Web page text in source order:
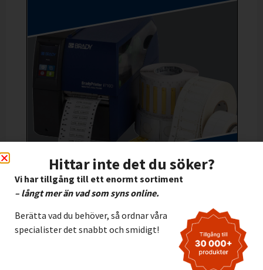
Hittar inte det du söker?
Vi har tillgång till ett enormt sortiment
– långt mer än vad som syns online.
Berätta vad du behöver, så ordnar våra
specialister det snabbt och smidigt!